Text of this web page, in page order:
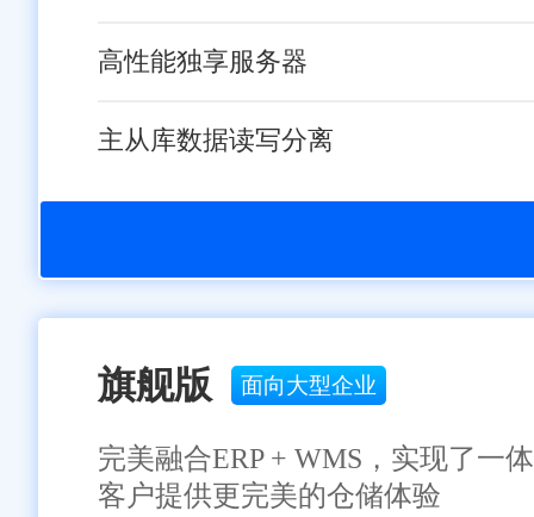
高性能独享服务器
主从库数据读写分离
旗舰版 面向大型企业
完美融合ERP + WMS，实现了一
客户提供更完美的仓储体验